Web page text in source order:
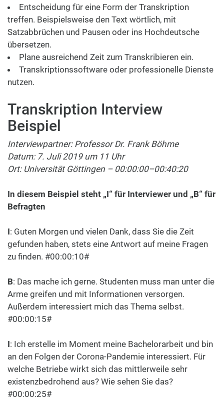
Entscheidung für eine Form der Transkription
treffen. Beispielsweise den Text wörtlich, mit
Satzabbrüchen und Pausen oder ins Hochdeutsche
übersetzen.
Plane ausreichend Zeit zum Transkribieren ein.
Transkriptionssoftware oder professionelle Dienste
nutzen.
Transkription Interview
Beispiel
Interviewpartner: Professor Dr. Frank Böhme
Datum: 7. Juli 2019 um 11 Uhr
Ort: Universität Göttingen – 00:00:00–00:40:20
In diesem Beispiel steht „I“ für Interviewer und „B“ für
Befragten
I: Guten Morgen und vielen Dank, dass Sie die Zeit
gefunden haben, stets eine Antwort auf meine Fragen
zu finden. #00:00:10#
B: Das mache ich gerne. Studenten muss man unter die
Arme greifen und mit Informationen versorgen.
Außerdem interessiert mich das Thema selbst.
#00:00:15#
I: Ich erstelle im Moment meine Bachelorarbeit und bin
an den Folgen der Corona-Pandemie interessiert. Für
welche Betriebe wirkt sich das mittlerweile sehr
existenzbedrohend aus? Wie sehen Sie das?
#00:00:25#